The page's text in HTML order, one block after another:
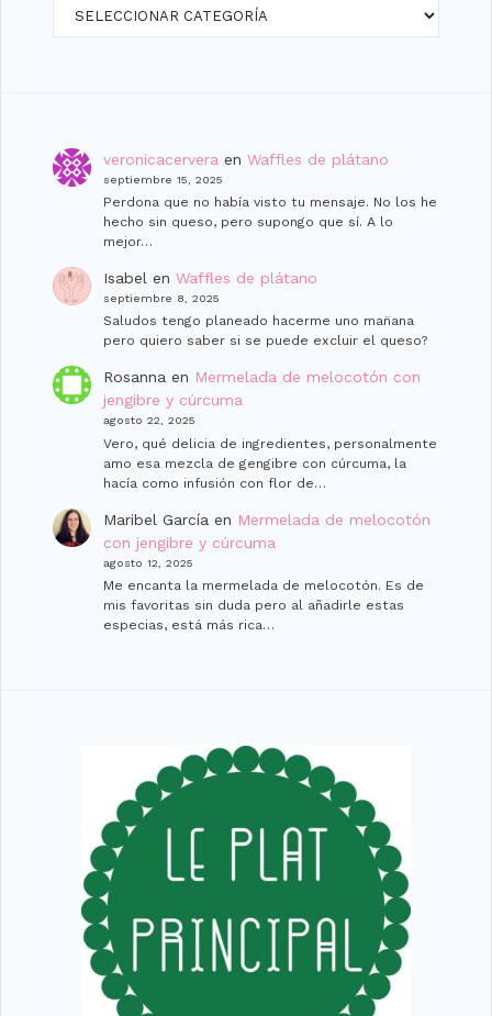
veronicacervera en Waffles de plátano
septiembre 15, 2025
Perdona que no había visto tu mensaje. No los he
hecho sin queso, pero supongo que sí. A lo
mejor…
Isabel en Waffles de plátano
septiembre 8, 2025
Saludos tengo planeado hacerme uno man̈ana
pero quiero saber si se puede excluir el queso?
Rosannaen Mermelada de melocotón con
jengibre y cúrcuma
agosto 22, 2025
Vero, qué delicia de ingredientes, personalmente
amo esa mezcla de gengibre con cúrcuma, la
hacía como infusión con flor de…
Maribel García en Mermelada de melocotón
con jengibre y cúrcuma
agosto 12, 2025
Me encanta la mermelada de melocotón. Es de
mis favoritas sin duda pero al añadirle estas
especias, está más rica…